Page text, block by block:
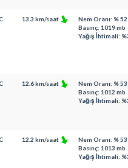
13.3 km/saat
Nem Oranı: % 52
Basınç: 1019 mb
Yağış İhtimali:
12.6 km/saat
Nem Oranı: % 53
Basınç: 1012 mb
Yağış İhtimali:
12.2 km/saat
Nem Oranı: % 53
Basınç: 1013 mb
Yağış İhtimali: